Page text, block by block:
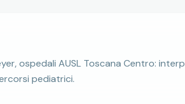
ospedali AUSL Toscana Centro:
pediatrici.